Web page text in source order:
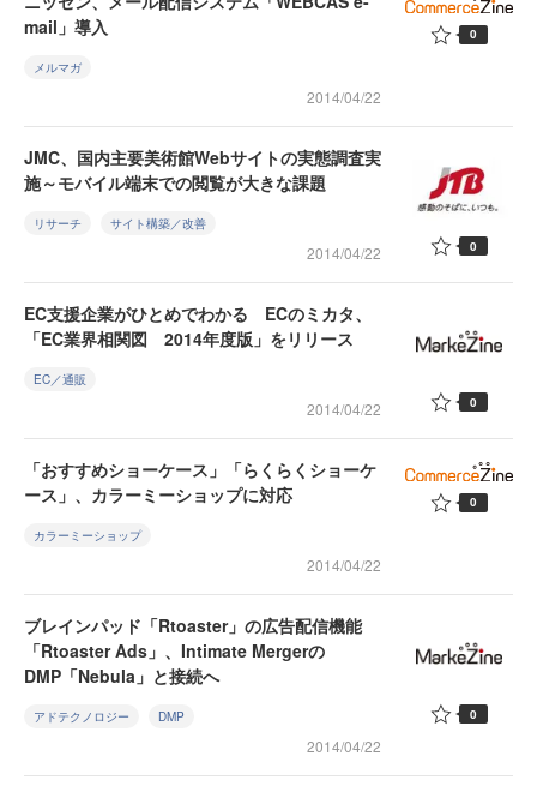
mail」導入
メルマガ
2014/04/22
0
JMC、国内主要美術館Webサイトの実態調査実
施～モバイル端末での閲覧が大きな課題
リサーチ サイト構築／改善
2014/04/22 0
EC支援企業がひとめでわかる ECのミカタ、
「EC業界相関図 2014年度版」をリリース
EC／通販
2014/04/22 0
「おすすめショーケース」「らくらくショーケ
ース」、カラーミーショップに対応
カラーミーショップ
2014/04/22
0
ブレインパッド「Rtoaster」の広告配信機能
「Rtoaster Ads」、Intimate Mergerの
DMP「Nebula」と接続へ
アドテクノロジー DMP
2014/04/22
0